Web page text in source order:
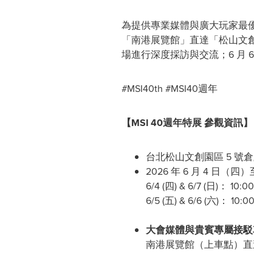
為提供專業媒體與廣大玩家最
「南港展覽館」直達「松山
場進行深度採訪與交流；6 月
#MSI40th #MSI40週年
【MSI 40週年特展 參觀資訊】
台北松山文創園區 5 號倉
2026 年 6 月 4 日（四）
6/4 (四) & 6/7 (日)：
6/5 (五) & 6/6 (六)：
大會媒體與貴賓專屬接
南港展覽館（上車點）直